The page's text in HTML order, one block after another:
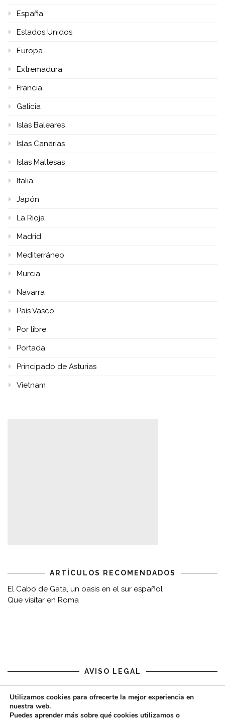
España
Estados Unidos
Europa
Extremadura
Francia
Galicia
Islas Baleares
Islas Canarias
Islas Maltesas
Italia
Japón
La Rioja
Madrid
Mediterráneo
Murcia
Navarra
País Vasco
Por libre
Portada
Principado de Asturias
Vietnam
ARTÍCULOS RECOMENDADOS
El Cabo de Gata, un oasis en el sur español
Que visitar en Roma
AVISO LEGAL
Aviso legal
Utilizamos cookies para ofrecerte la mejor experiencia en
nuestra web.
Puedes aprender más sobre qué cookies utilizamos o